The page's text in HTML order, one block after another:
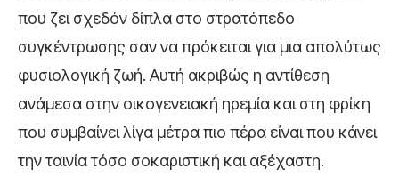
που ζει σχεδόν δίπλα στο στρατόπεδο
συγκέντρωσης σαν να πρόκειται για μια απολύτως
φυσιολογική ζωή. Αυτή ακριβώς η αντίθεση
ανάμεσα στην οικογενειακή ηρεμία και στη φρίκη
που συμβαίνει λίγα μέτρα πιο πέρα είναι που κάνει
την ταινία τόσο σοκαριστική και αξέχαστη.